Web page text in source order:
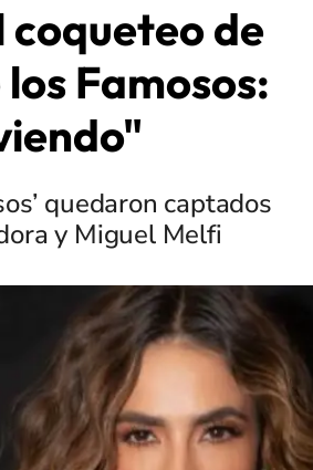
de
Famosos:
quedaron captados
y Miguel Melfi